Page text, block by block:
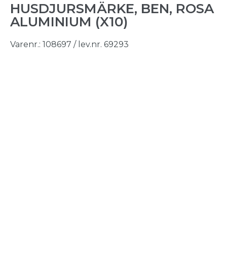
HUSDJURSMÄRKE, BEN, ROSA
ALUMINIUM (X10)
Varenr.: 108697 / lev.nr. 69293